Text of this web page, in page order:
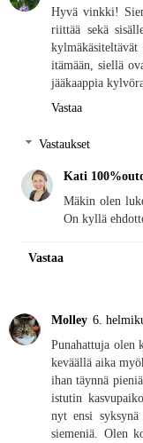
Hyvä vinkki!
riittää sekä
itämään, siellä
jääkaappia
Vastaa
Vastaukset
Kati
Mäkin olen
On kyllä
Vastaa
Molley 6.
Punahattuja olen
keväällä aika
ihan täynnä
istutin
nyt ensi syksynä
siemeniä. Olen